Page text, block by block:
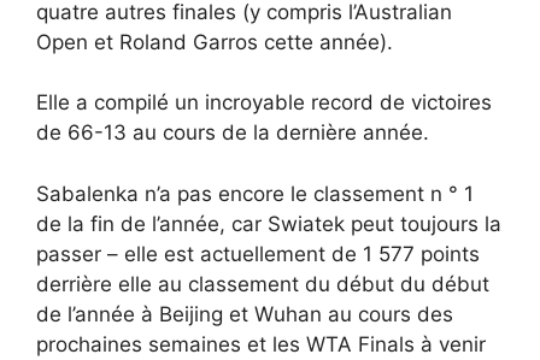
quatre autres finales (y compris l’Australian
Open et Roland Garros cette année).
Elle a compilé un incroyable record de victoires
de 66-13 au cours de la dernière année.
Sabalenka n’a pas encore le classement n ° 1
de la fin de l’année, car Swiatek peut toujours la
passer – elle est actuellement de 1 577 points
derrière elle au classement du début du début
de l’année à Beijing et Wuhan au cours des
prochaines semaines et les WTA Finals à venir